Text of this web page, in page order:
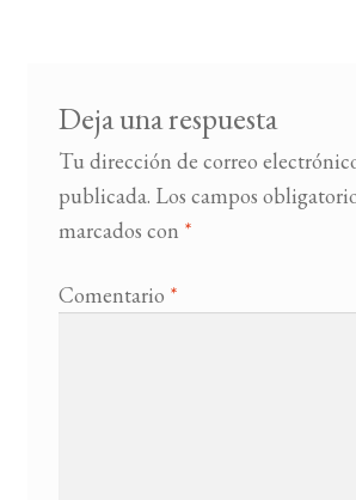
Deja una respuesta
Tu dirección de correo
publicada. Los campos
marcados con *
Comentario *